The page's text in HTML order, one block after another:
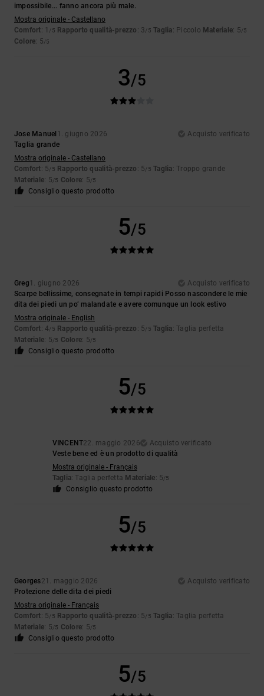
impossibile... fanno ancora più male.
Mostra originale - Castellano
Comfort: 1 /5 Rapporto qualità-prezzo : 3/5 Taglia: Piccolo Materiale: 5/5
Colore: 5/5
3/5
Jose Manuel 1. giugno 2026
Acquisto verificato
Taglia grande
Mostra originale - Castellano
Comfort: 5/5 Rapporto qualità-prezzo : 5/5 Taglia: Troppo grande
Materiale: 5/5 Colore: 5/5
Consiglio questo prodotto
5/5
Greg1. giugno 2026
Acquisto verificato
Scarpe bellissime, consegnate in tempi rapidi Posso nascondere le mie
dita dei piedi un po’ malandate e avere comunque un look estivo
Mostra originale - English
Comfort: 4/5 Rapporto qualità-prezzo : 5/5 Taglia: Taglia perfetta
Materiale: 5/5 Colore: 5/5
Consiglio questo prodotto
5/5
VINCENT22. maggio 2026
Acquisto verificato
Veste bene ed è un prodotto di qualità
Mostra originale - Français
Taglia: Taglia perfetta Materiale: 5/5
Consiglio questo prodotto
5/5
Georges21. maggio 2026
Acquisto verificato
Protezione delle dita dei piedi
Mostra originale - Français
Comfort: 5/5 Rapporto qualità-prezzo : 5/5 Taglia: Taglia perfetta
Materiale: 5/5 Colore: 5/5
Consiglio questo prodotto
5/5